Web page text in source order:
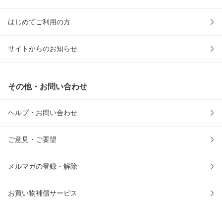
はじめてご利用の方
サイトからのお知らせ
その他・お問い合わせ
ヘルプ・お問い合わせ
ご意見・ご要望
メルマガの登録・解除
お買い物補償サービス